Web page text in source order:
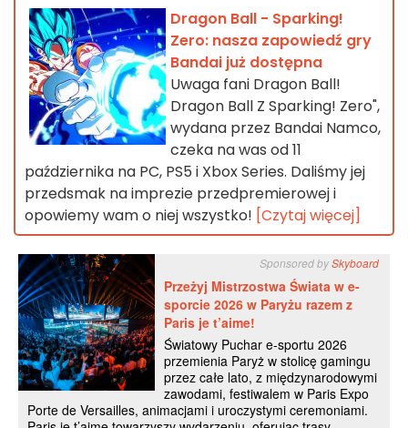
Dragon Ball - Sparking!
Zero: nasza zapowiedź gry
Bandai już dostępna
Uwaga fani Dragon Ball!
Dragon Ball Z Sparking! Zero",
wydana przez Bandai Namco,
czeka na was od 11
października na PC, PS5 i Xbox Series. Daliśmy jej
przedsmak na imprezie przedpremierowej i
opowiemy wam o niej wszystko! [Czytaj więcej]